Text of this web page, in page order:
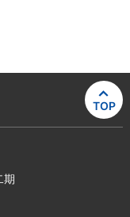

TOP
期